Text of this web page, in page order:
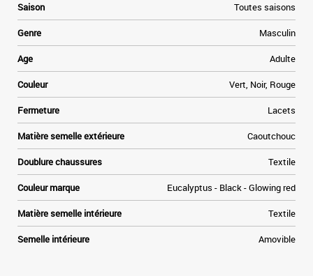
Saison Toutes saisons
Genre Masculin
Age Adulte
Couleur Vert, Noir, Rouge
Fermeture Lacets
Matière semelle extérieure Caoutchouc
Doublure chaussures Textile
Couleur marque Eucalyptus - Black - Glowing red
Matière semelle intérieure Textile
Semelle intérieure Amovible